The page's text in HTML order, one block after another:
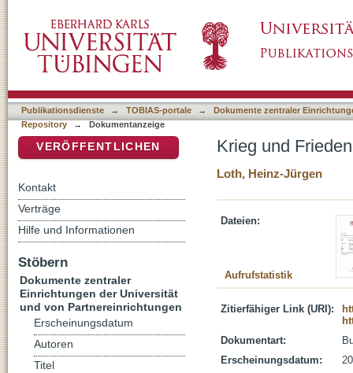
Publikationsdienste → TOBIAS-portale →
Dokumente zentraler
Repository
→ Dokumentanzeige
Krieg und
Loth, Heinz-Jürgen
Dateien:
Aufrufstatistik
Zitierfähiger Link (URI):
Dokumentart:
Erscheinungsdatum:
VERÖFFENTLICHEN
Kontakt
Verträge
Hilfe und Informationen
Stöbern
Dokumente zentraler
Einrichtungen der Universität
und von Partnereinrichtungen
Erscheinungsdatum
Autoren
Titel